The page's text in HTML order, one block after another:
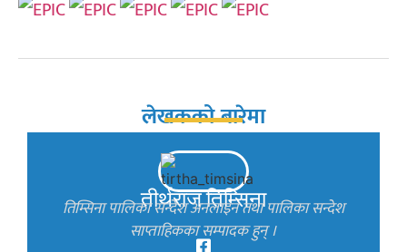
लेखकको बारेमा
तीर्थराज तिम्सिना
तिम्सिना पालिका सन्देश अनलाइन तथा पालिका सन्देश
साप्ताहिकका सम्पादक हुन् ।